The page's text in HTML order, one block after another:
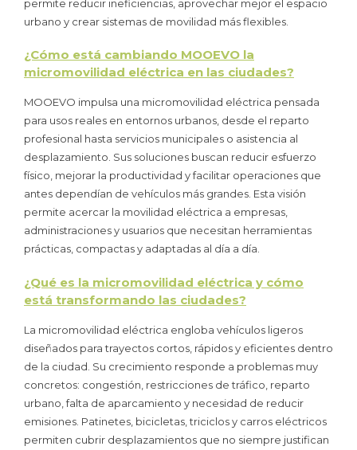
permite reducir ineficiencias, aprovechar mejor el espacio
urbano y crear sistemas de movilidad más flexibles.
¿Cómo está cambiando MOOEVO la
micromovilidad eléctrica en las ciudades?
MOOEVO impulsa una micromovilidad eléctrica pensada
para usos reales en entornos urbanos, desde el reparto
profesional hasta servicios municipales o asistencia al
desplazamiento. Sus soluciones buscan reducir esfuerzo
físico, mejorar la productividad y facilitar operaciones que
antes dependían de vehículos más grandes. Esta visión
permite acercar la movilidad eléctrica a empresas,
administraciones y usuarios que necesitan herramientas
prácticas, compactas y adaptadas al día a día.
¿Qué es la micromovilidad eléctrica y cómo
está transformando las ciudades?
La micromovilidad eléctrica engloba vehículos ligeros
diseñados para trayectos cortos, rápidos y eficientes dentro
de la ciudad. Su crecimiento responde a problemas muy
concretos: congestión, restricciones de tráfico, reparto
urbano, falta de aparcamiento y necesidad de reducir
emisiones. Patinetes, bicicletas, triciclos y carros eléctricos
permiten cubrir desplazamientos que no siempre justifican